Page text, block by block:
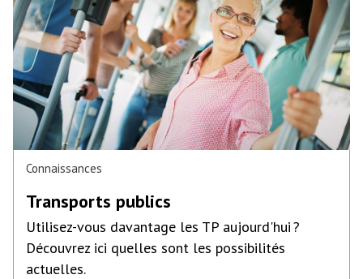
Connaissances
Transports publics
Utilisez-vous davantage les TP aujourd'hui ?
Découvrez ici quelles sont les possibilités
actuelles.